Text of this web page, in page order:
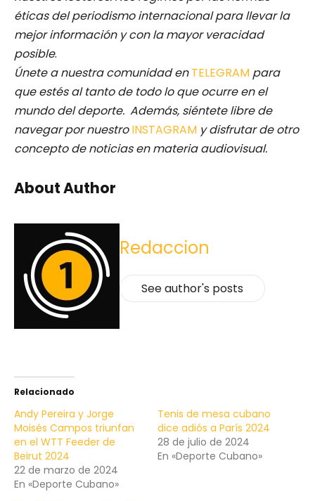
éticas del periodismo internacional para llevar la
mejor información y con la mayor veracidad
posible.
Únete a nuestra comunidad enTELEGRAM para
que estés al tanto de todo lo que ocurre en el
mundo del deporte. Además, siéntete libre de
navegar por nuestro INSTAGRAM y disfrutar de otro
concepto de noticias en materia audiovisual.
About Author
Redaccion
See author's posts
Relacionado
Andy Pereira y Jorge
Moisés Campos triunfan
en el WTT Feeder de
Beirut 2024
22 de marzo de 2024
En «Deporte Cubano»
Tenis de mesa cubano
dice adiós a París 2024
28 de julio de 2024
En «Deporte Cubano»